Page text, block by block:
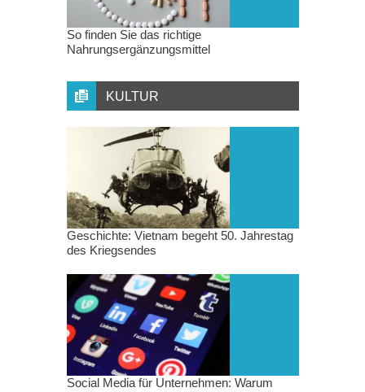
So finden Sie das richtige
Nahrungsergänzungsmittel
KULTUR
Geschichte: Vietnam begeht 50. Jahrestag
des Kriegsendes
Social Media für Unternehmen: Warum